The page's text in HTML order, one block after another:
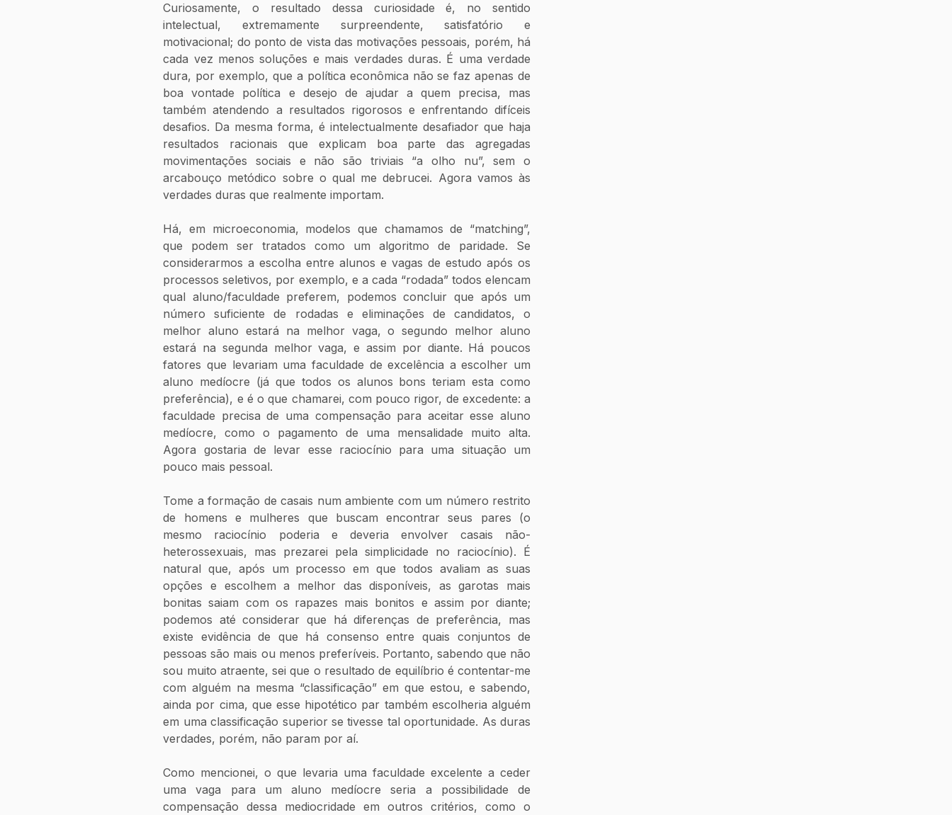
Curiosamente, o resultado dessa curiosidade é, no sentido
intelectual, extremamente surpreendente, satisfatório e
motivacional; do ponto de vista das motivações pessoais, porém, há
cada vez menos soluções e mais verdades duras. É uma verdade
dura, por exemplo, que a política econômica não se faz apenas de
boa vontade política e desejo de ajudar a quem precisa, mas
também atendendo a resultados rigorosos e enfrentando difíceis
desafios. Da mesma forma, é intelectualmente desafiador que haja
resultados racionais que explicam boa parte das agregadas
movimentações sociais e não são triviais “a olho nu”, sem o
arcabouço metódico sobre o qual me debrucei. Agora vamos às
verdades duras que realmente importam.
Há, em microeconomia, modelos que chamamos de “matching”,
que podem ser tratados como um algoritmo de paridade. Se
considerarmos a escolha entre alunos e vagas de estudo após os
processos seletivos, por exemplo, e a cada “rodada” todos elencam
qual aluno/faculdade preferem, podemos concluir que após um
número suficiente de rodadas e eliminações de candidatos, o
melhor aluno estará na melhor vaga, o segundo melhor aluno
estará na segunda melhor vaga, e assim por diante. Há poucos
fatores que levariam uma faculdade de excelência a escolher um
aluno medíocre (já que todos os alunos bons teriam esta como
preferência), e é o que chamarei, com pouco rigor, de excedente: a
faculdade precisa de uma compensação para aceitar esse aluno
medíocre, como o pagamento de uma mensalidade muito alta.
Agora gostaria de levar esse raciocínio para uma situação um
pouco mais pessoal.
Tome a formação de casais num ambiente com um número restrito
de homens e mulheres que buscam encontrar seus pares (o
mesmo raciocínio poderia e deveria envolver casais não-
heterossexuais, mas prezarei pela simplicidade no raciocínio). É
natural que, após um processo em que todos avaliam as suas
opções e escolhem a melhor das disponíveis, as garotas mais
bonitas saiam com os rapazes mais bonitos e assim por diante;
podemos até considerar que há diferenças de preferência, mas
existe evidência de que há consenso entre quais conjuntos de
pessoas são mais ou menos preferíveis. Portanto, sabendo que não
sou muito atraente, sei que o resultado de equilíbrio é contentar-me
com alguém na mesma “classificação” em que estou, e sabendo,
ainda por cima, que esse hipotético par também escolheria alguém
em uma classificação superior se tivesse tal oportunidade. As duras
verdades, porém, não param por aí.
Como mencionei, o que levaria uma faculdade excelente a ceder
uma vaga para um aluno medíocre seria a possibilidade de
compensação dessa mediocridade em outros critérios, como o